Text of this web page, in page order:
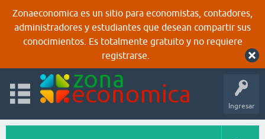
Zonaeconomica es un sitio para economistas, contadores,
administradores y estudiantes que desean compartir sus
conocimientos. Es totalmente gratuito y no requiere
registrarse.
Ingresar